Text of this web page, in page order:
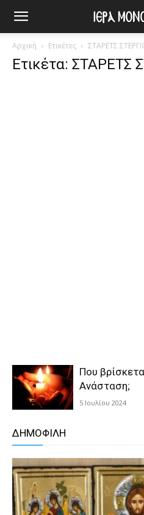
Αρχική Ετικέτες ΣΤΑΡΕΤΣ
Ετικέτα: ΣΤΑΡΕΤΣ
Που
Ανάσταση;
5 Ιουλίου 2024
ΔΗΜΟΦΙΛΗ